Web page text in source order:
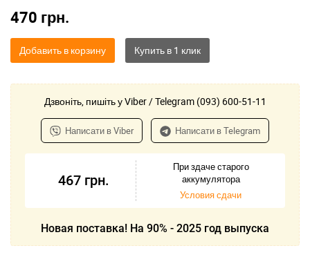
470 грн.
Добавить в корзину
Дзвоніть, пишіть у Viber / Telegram (093) 600-51-11
Написати в Viber Написати в Telegram
467 грн.
При здаче старого
аккумулятора
Условия сдачи
Новая поставка! На 90% - 2025 год выпуска